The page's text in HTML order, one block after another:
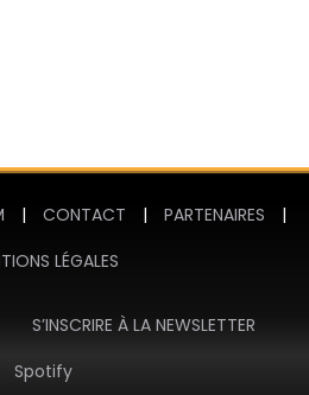
| CONTACT | PARTENAIRES
|
LÉGALES
S’INSCRIRE À LA NEWSLETTER
Spotify